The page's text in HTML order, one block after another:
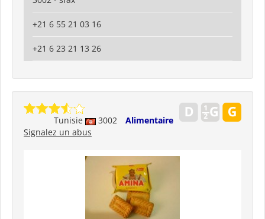
+21 6 55 21 03 16
+21 6 23 21 13 26
Tunisie 3002
Alimentaire
Signalez un abus